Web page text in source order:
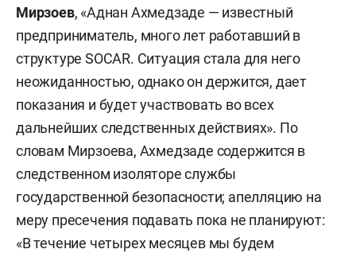
Мирзоев, «Аднан Ахмедзаде — известный
предприниматель, много лет работавший в
структуре SOCAR. Ситуация стала для него
неожиданностью, однако он держится, дает
показания и будет участвовать во всех
дальнейших следственных действиях». По
словам Мирзоева, Ахмедзаде содержится в
следственном изоляторе службы
государственной безопасности; апелляцию на
меру пресечения подавать пока не планируют:
«В течение четырех месяцев мы будем